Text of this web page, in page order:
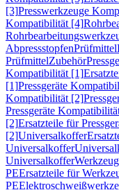
[3]Presswerkzeuge
Kompatibilität [4]
AbpressstopfenPrüfmittel
PrüfmittelZubehör
Kompatibilität [1]
[1]Pressgeräte
Kompatibilität [2]
Pressgeräte
[2]Ersatzteile für
[2]Universalkoffer
Universalkoffer
Universalkoffer
PEErsatzteile für
PE